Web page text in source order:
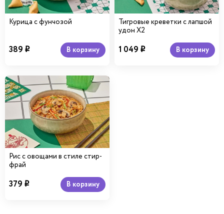
Курица с фунчозой
389 i В корзину
Тигровые креветки с лапшой
удон Х2
1 049 i В корзину
Рис с овощами в стиле стир-
фрай
379 i В корзину